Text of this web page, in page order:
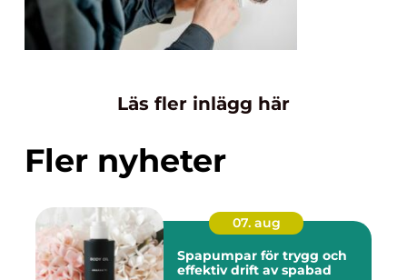
Läs fler inlägg här
Fler nyheter
07. aug
Spapumpar för trygg och
effektiv drift av spabad